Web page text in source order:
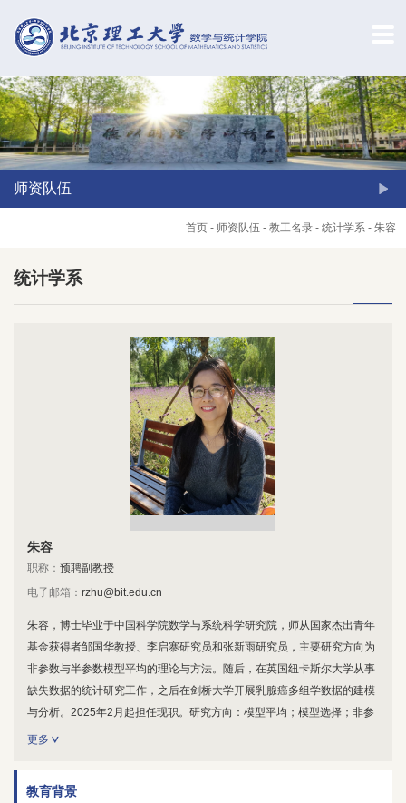
师资队伍
首页 - 师资队伍 - 教工名录 - 统计学系 - 朱容
统计学系
朱容
职称： 预聘副教授
电子邮箱： rzhu@bit.edu.cn
朱容，博士毕业于中国科学院数学与系统科学研究院，师从国家杰出青年
基金获得者邹国华教授、李启寨研究员和张新雨研究员，主要研究方向为
非参数与半参数模型平均的理论与方法。随后，在英国纽卡斯尔大学从事
缺失数据的统计研究工作，之后在剑桥大学开展乳腺癌多组学数据的建模
与分析。2025年2月起担任现职。研究方向：模型平均；模型选择；非参
数和半参数模型；多元分析；组合预测；生物统计等。
更多
教育背景